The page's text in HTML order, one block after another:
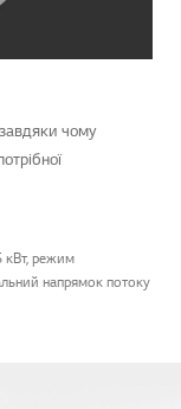
чому
кВт, режим
напрямок потоку